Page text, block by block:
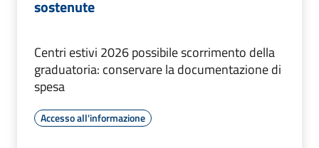
sostenute
Centri estivi 2026 possibile scorrimento della
graduatoria: conservare la documentazione di
spesa
Accesso all'informazione